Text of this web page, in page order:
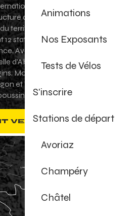
Animations
Nos Exposants
Tests de Vélos
S'inscrire
Stations de départ
Avoriaz
Champéry
Châtel
des Portes du
de promotion et de
territoire des Portes du
12 stations villages franco-
Avoriaz 1800, Champéry,
d'Abondance, Les Gets,
Morzine-Avoriaz, Saint-
et Val-d'Illiez - Les
VENIR ?